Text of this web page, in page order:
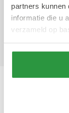
partners kunnen
informatie die u
verzameld op